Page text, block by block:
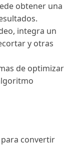
obtener una
integra un
y otras
de optimizar
convertir